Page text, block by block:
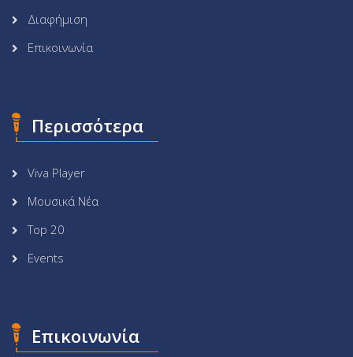
Διαφήμιση
Επικοινωνία
Περισσότερα
Viva Player
Μουσικά Νέα
Top 20
Events
Επικοινωνία